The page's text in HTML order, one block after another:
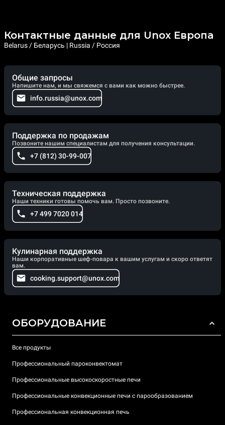
Контактные данные для Unox Европа
Belarus / Беларусь | Russia / Россия
Общие запросы
Напишите нам, и мы свяжемся с вами как можно быстрее.
info.russia@unox.com
Поддержка по продажам
Позвоните нашим специалистам для получения консультации.
+7 (812) 30-99-007
Техническая поддержка
Наши техники готовы помочь вам. Просто позвоните.
+7 499 7020 014
Кулинарная поддержка
Наши корпоративные шеф-повара к вашим услугам и скоро ответят
вам.
cooking.support@unox.com
ОБОРУДОВАНИЕ
Все продукты
Профессиональный пароконвектомат
Профессиональные высокоскоростные печи
Профессиональные конвекционные печи с парообразованием
Профессиональная конвекционная печь